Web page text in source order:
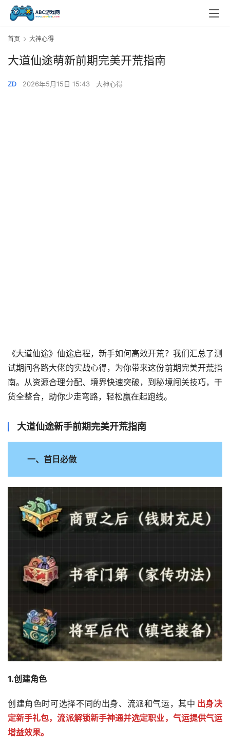
首页 大神心得
大道仙途萌新前期完美开荒指南
ZD 2026年5月15日 15:43 大神心得
《大道仙途》仙途启程，新手如何高效开荒？我们汇总了测
试期间各路大佬的实战心得，为你带来这份前期完美开荒指
南。从资源合理分配、境界快速突破，到秘境闯关技巧，干
货全整合，助你少走弯路，轻松赢在起跑线。
大道仙途新手前期完美开荒指南
一、首日必做
1.创建角色
创建角色时可选择不同的出身、流派和气运，其中 出身决
定新手礼包，流派解锁新手神通并选定职业，气运提供气运
增益效果。